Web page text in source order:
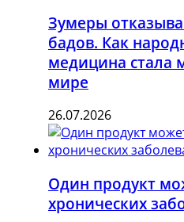
Зумеры
бадов. Как
медицина стала
мире
26.07.2026
Один продукт
хронических